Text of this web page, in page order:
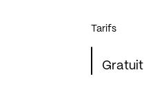
Tarifs
Gratuit